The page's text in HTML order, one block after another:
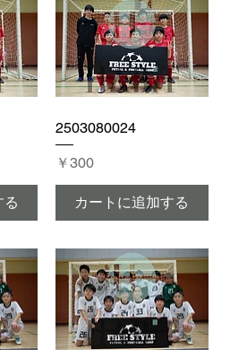
る
2503080024
価格
￥300
カートに追加する